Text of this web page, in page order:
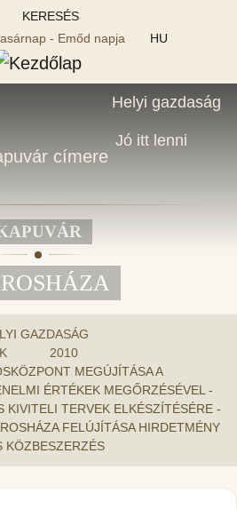
KERESÉS
- Emőd napja
HU
Helyi gazdaság
Jó itt lenni
GAZDASÁG
2010
MEGÚJÍTÁSA A
ÉRTÉKEK MEGŐRZÉSÉVEL -
KIVITELI TERVEK ELKÉSZÍTÉSÉRE -
FELÚJÍTÁSA HIRDETMÉNY
KÖZBESZERZÉS